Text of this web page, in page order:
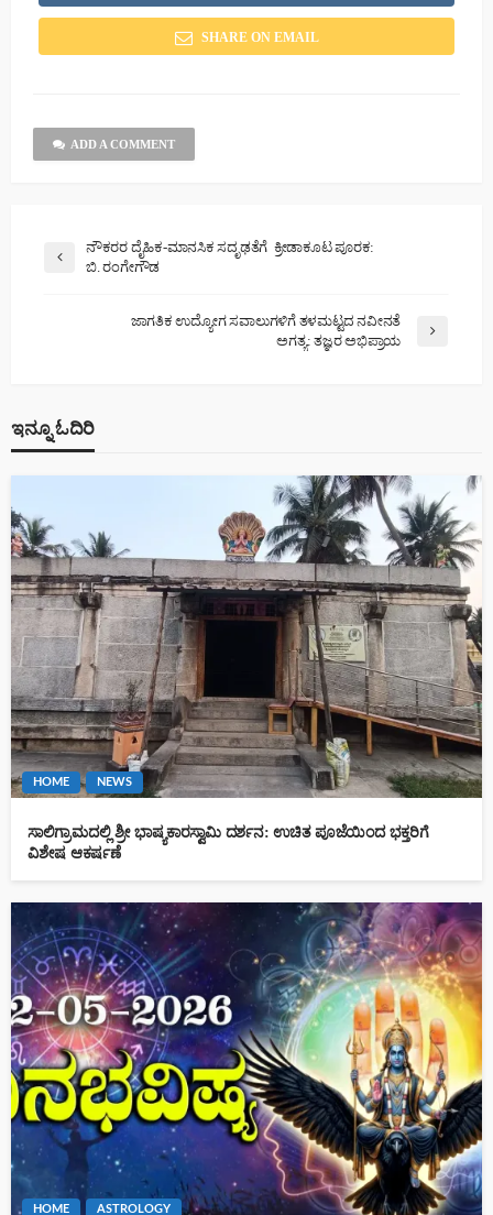
SHARE ON EMAIL
ADD A COMMENT
ನೌಕರರ ದೈಹಿಕ-ಮಾನಸಿಕ ಸದೃಢತೆಗೆ ಕ್ರೀಡಾಕೂಟ ಪೂರಕ:
ಬಿ. ರಂಗೇಗೌಡ
ಜಾಗತಿಕ ಉದ್ಯೋಗ ಸವಾಲುಗಳಿಗೆ ತಳಮಟ್ಟದ ನವೀನತೆ
ಅಗತ್ಯ: ತಜ್ಞರ ಅಭಿಪ್ರಾಯ
ಇನ್ನೂ ಓದಿರಿ
HOME NEWS
ಸಾಲಿಗ್ರಾಮದಲ್ಲಿ ಶ್ರೀ ಭಾಷ್ಯಕಾರಸ್ವಾಮಿ ದರ್ಶನ: ಉಚಿತ ಪೂಜೆಯಿಂದ ಭಕ್ತರಿಗೆ
ವಿಶೇಷ ಆಕರ್ಷಣೆ
HOME ASTROLOGY